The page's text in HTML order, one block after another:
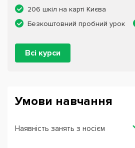
206 шкіл на карті Києва
Безкоштовний пробний урок
Всі курси
Умови навчання
Наявність занять з носієм